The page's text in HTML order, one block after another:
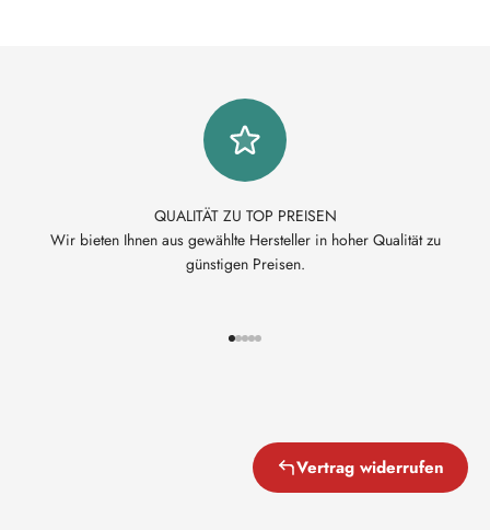
QUALITÄT ZU TOP PREISEN
Wir bieten Ihnen aus gewählte Hersteller in hoher Qualität zu
günstigen Preisen.
Gehe zu Element 1
Gehe zu Element 2
Gehe zu Element 3
Gehe zu Element 4
Gehe zu Element 5
Vertrag widerrufen